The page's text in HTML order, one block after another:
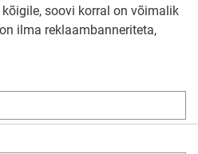
soovi korral on võimalik
ilma reklaambanneriteta,